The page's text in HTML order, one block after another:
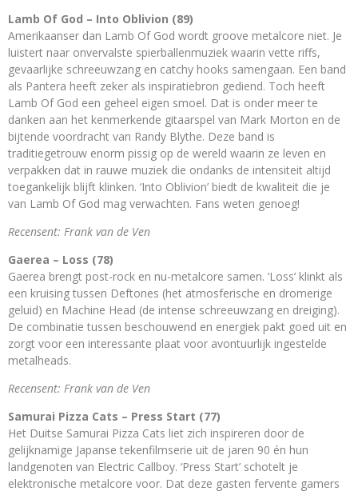
Lamb Of God – Into Oblivion (89)
Amerikaanser dan Lamb Of God wordt groove metalcore niet. Je
luistert naar onvervalste spierballenmuziek waarin vette riffs,
gevaarlijke schreeuwzang en catchy hooks samengaan. Een band
als Pantera heeft zeker als inspiratiebron gediend. Toch heeft
Lamb Of God een geheel eigen smoel. Dat is onder meer te
danken aan het kenmerkende gitaarspel van Mark Morton en de
bijtende voordracht van Randy Blythe. Deze band is
traditiegetrouw enorm pissig op de wereld waarin ze leven en
verpakken dat in rauwe muziek die ondanks de intensiteit altijd
toegankelijk blijft klinken. ‘Into Oblivion’ biedt de kwaliteit die je
van Lamb Of God mag verwachten. Fans weten genoeg!
Recensent: Frank van de Ven
Gaerea – Loss (78)
Gaerea brengt post-rock en nu-metalcore samen. ‘Loss’ klinkt als
een kruising tussen Deftones (het atmosferische en dromerige
geluid) en Machine Head (de intense schreeuwzang en dreiging).
De combinatie tussen beschouwend en energiek pakt goed uit en
zorgt voor een interessante plaat voor avontuurlijk ingestelde
metalheads.
Recensent: Frank van de Ven
Samurai Pizza Cats – Press Start (77)
Het Duitse Samurai Pizza Cats liet zich inspireren door de
gelijknamige Japanse tekenfilmserie uit de jaren 90 én hun
landgenoten van Electric Callboy. ‘Press Start’ schotelt je
elektronische metalcore voor. Dat deze gasten fervente gamers